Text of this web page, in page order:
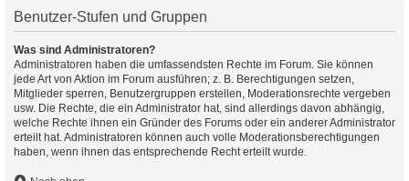
Benutzer-Stufen und Gruppen
Was sind Administratoren?
Administratoren haben die umfassendsten Rechte im Forum. Sie können
jede Art von Aktion im Forum ausführen; z. B. Berechtigungen setzen,
Mitglieder sperren, Benutzergruppen erstellen, Moderationsrechte vergeben
usw. Die Rechte, die ein Administrator hat, sind allerdings davon abhängig,
welche Rechte ihnen ein Gründer des Forums oder ein anderer Administrator
erteilt hat. Administratoren können auch volle Moderationsberechtigungen
haben, wenn ihnen das entsprechende Recht erteilt wurde.